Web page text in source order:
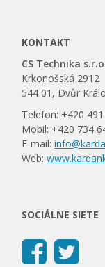
KONTAKT
CS Technika
Krkonošská 2912
544 01, Dvůr
Telefon: +420
Mobil: +420 734
E-mail:
Web:
SOCIÁLNE SIETE